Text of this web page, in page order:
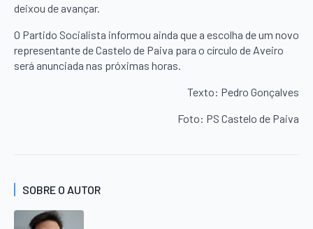
deixou de avançar.
O Partido Socialista informou ainda que a escolha de um novo
representante de Castelo de Paiva para o círculo de Aveiro
será anunciada nas próximas horas.
Texto: Pedro Gonçalves
Foto: PS Castelo de Paiva
SOBRE O AUTOR